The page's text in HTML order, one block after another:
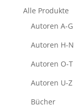
Alle Produkte
Autoren A-G
Autoren H-N
Autoren O-T
Autoren U-Z
Bücher